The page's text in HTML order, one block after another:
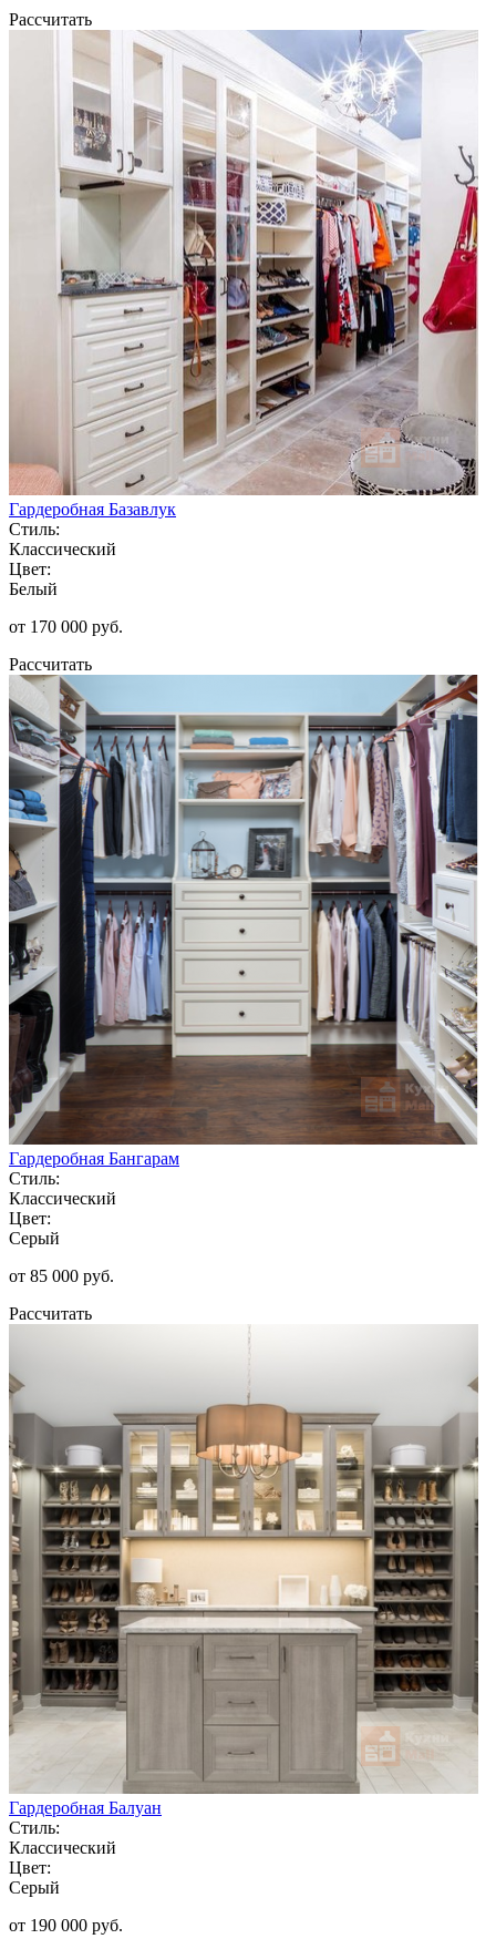
Рассчитать
Гардеробная Базавлук
Стиль:
Классический
Цвет:
Белый
от 170 000 руб.
Рассчитать
Гардеробная Бангарам
Стиль:
Классический
Цвет:
Серый
от 85 000 руб.
Рассчитать
Гардеробная Балуан
Стиль:
Классический
Цвет:
Серый
от 190 000 руб.